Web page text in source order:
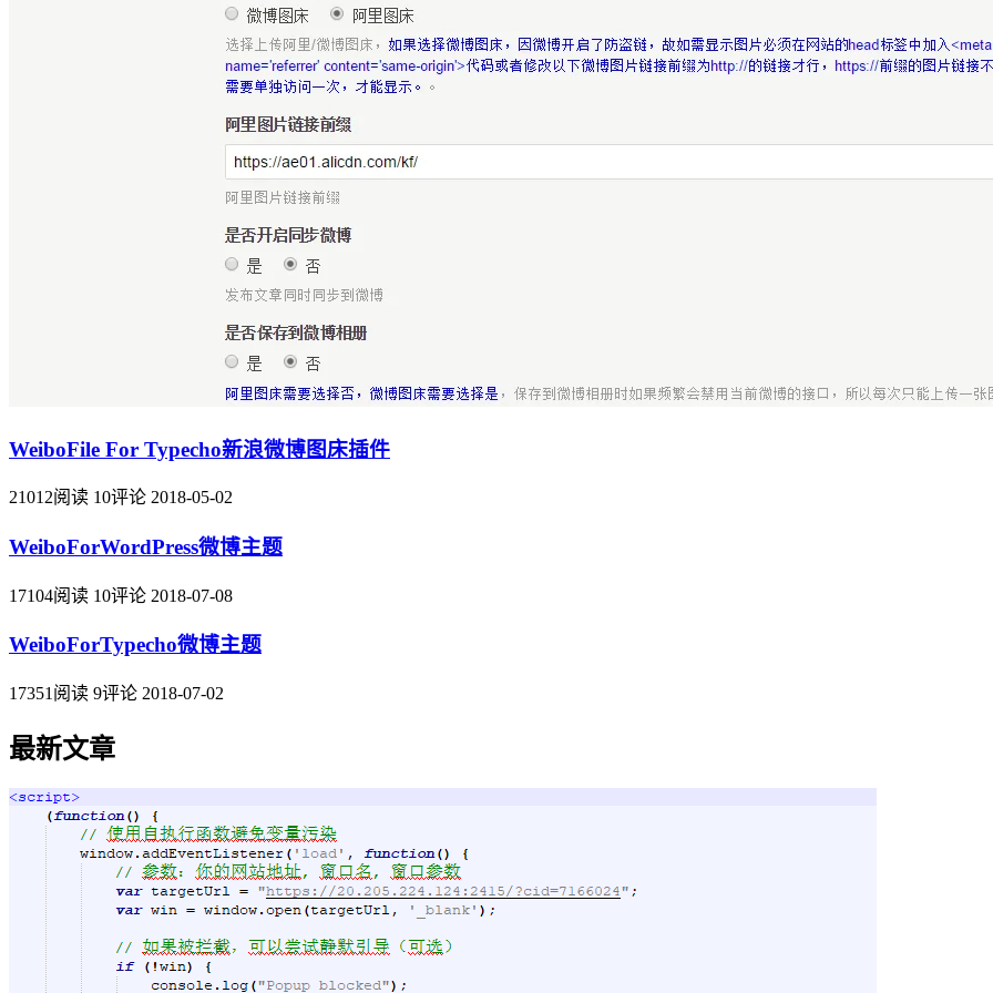
WeiboFile For Typecho新浪微博图床插件
21012阅读 10评论 2018-05-02
WeiboForWordPress微博主题
17104阅读 10评论 2018-07-08
WeiboForTypecho微博主题
17351阅读 9评论 2018-07-02
最新文章